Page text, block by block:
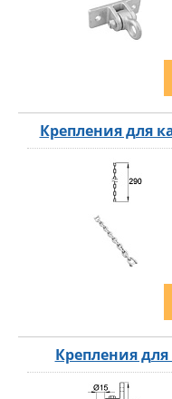
Крепления для
Крепления для